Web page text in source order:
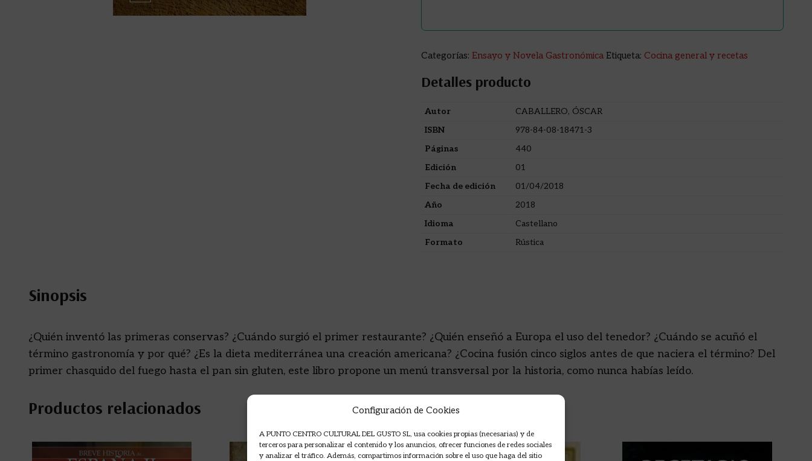
Configuración de Cookies
A PUNTO CENTRO CULTURAL DEL GUSTO SL, usa cookies propias (necesarias) y de
terceros para personalizar el contenido y los anuncios, ofrecer funciones de redes sociales
y analizar el tráfico. Además, compartimos información sobre el uso que haga del sitio
Categorías: Ensayo y Novela Gastronómica Etiqueta: Cocina general y recetas
Detalles producto
Autor
CABALLERO, ÓSCAR
ISBN
978-84-08-18471-3
Páginas
440
Edición
01
Fecha de edición
01/04/2018
Año
2018
Idioma
Castellano
Formato
Rústica
Sinopsis
¿Quién inventó las primeras conservas? ¿Cuándo surgió el primer restaurante? ¿Quién enseñó a Europa el uso del tenedor? ¿Cuándo se acuñó el
término gastronomía y por qué? ¿Es la dieta mediterránea una creación americana? ¿Cocina fusión cinco siglos antes de que naciera el término? Del
primer chasquido del fuego hasta el pan sin gluten, este libro propone un menú transversal por la historia, como nunca habías leído.
Productos relacionados